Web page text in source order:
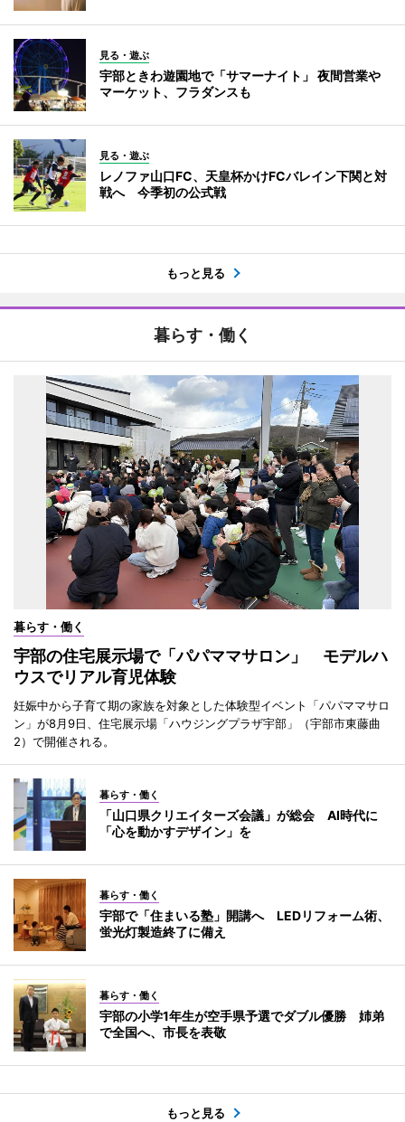
見る・遊ぶ
宇部ときわ遊園地で「サマーナイト」 夜間営業や
マーケット、フラダンスも
見る・遊ぶ
レノファ山口FC、天皇杯かけFCバレイン下関と対
戦へ 今季初の公式戦
もっと見る
暮らす・働く
暮らす・働く
宇部の住宅展示場で「パパママサロン」 モデルハ
ウスでリアル育児体験
妊娠中から子育て期の家族を対象とした体験型イベント「パパママサロ
ン」が8月9日、住宅展示場「ハウジングプラザ宇部」（宇部市東藤曲
2）で開催される。
暮らす・働く
「山口県クリエイターズ会議」が総会 AI時代に
「心を動かすデザイン」を
暮らす・働く
宇部で「住まいる塾」開講へ LEDリフォーム術、
蛍光灯製造終了に備え
暮らす・働く
宇部の小学1年生が空手県予選でダブル優勝 姉弟
で全国へ、市長を表敬
もっと見る